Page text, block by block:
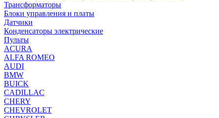
Трансформаторы
Блоки управления и платы
Датчики
Конденсаторы электрические
Пульты
ACURA
ALFA ROMEO
AUDI
BMW
BUICK
CADILLAC
CHERY
CHEVROLET